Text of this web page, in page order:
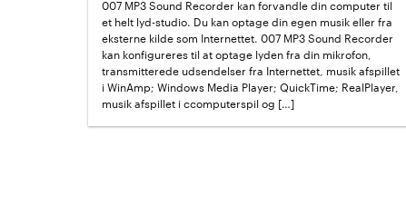
007 MP3 Sound Recorder kan forvandle din computer til
et helt lyd-studio. Du kan optage din egen musik eller fra
eksterne kilde som Internettet. 007 MP3 Sound Recorder
kan konfigureres til at optage lyden fra din mikrofon,
transmitterede udsendelser fra Internettet, musik afspillet
i WinAmp; Windows Media Player; QuickTime; RealPlayer,
musik afspillet i ccomputerspil og […]